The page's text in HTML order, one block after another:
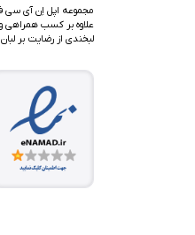
مجموعه اپل اِن آی سی
علاوه بر کسب همراهی و
لبخندی از رضایت بر